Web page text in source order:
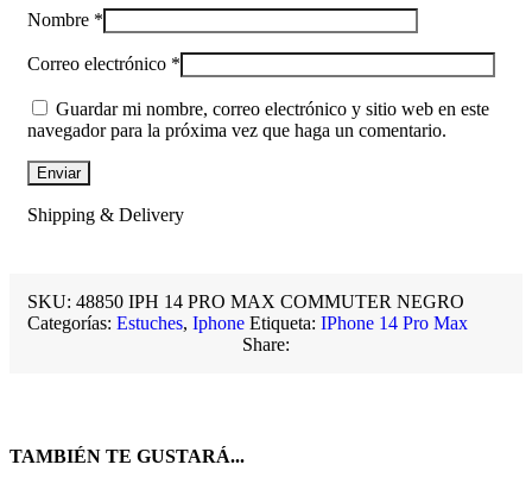
Nombre *
Correo electrónico *
Guardar mi nombre, correo electrónico y sitio web en este
navegador para la próxima vez que haga un comentario.
Shipping & Delivery
SKU: 48850 IPH 14 PRO MAX COMMUTER NEGRO
Categorías: Estuches, Iphone Etiqueta: IPhone 14 Pro Max
Share:
TAMBIÉN TE GUSTARÁ...